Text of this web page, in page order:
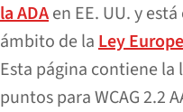
la ADAen EE. UU. y
ámbito de laLey
Esta página contiene
puntos para WCAG 2.2